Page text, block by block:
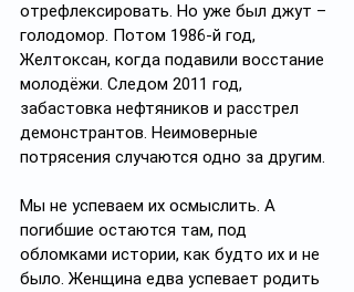
отрефлексировать. Но уже был джут –
голодомор. Потом 1986-й год,
Желтоксан, когда подавили восстание
молодёжи. Следом 2011 год,
забастовка нефтяников и расстрел
демонстрантов. Неимоверные
потрясения случаются одно за другим.
Мы не успеваем их осмыслить. А
погибшие остаются там, под
обломками истории, как будто их и не
было. Женщина едва успевает родить